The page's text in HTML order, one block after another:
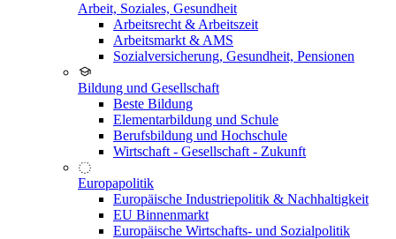
Arbeit, Soziales, Gesundheit
Arbeitsrecht & Arbeitszeit
Arbeitsmarkt & AMS
Sozialversicherung, Gesundheit, Pensionen
Bildung und Gesellschaft
Beste Bildung
Elementarbildung und Schule
Berufsbildung und Hochschule
Wirtschaft - Gesellschaft - Zukunft
Europapolitik
Europäische Industriepolitik & Nachhaltigkeit
EU Binnenmarkt
Europäische Wirtschafts- und Sozialpolitik